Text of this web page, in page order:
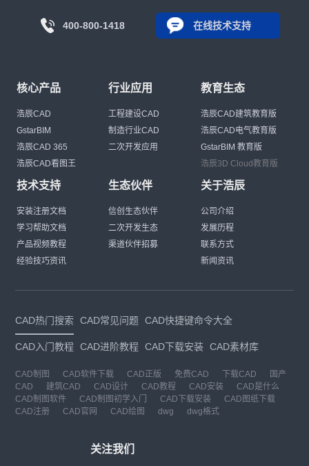
400-800-1418 在线技术支持
核心产品
浩辰CAD
GstarBIM
浩辰CAD 365
浩辰CAD看图王
行业应用
工程建设CAD
制造行业CAD
二次开发应用
教育生态
浩辰CAD建筑教育版
浩辰CAD电气教育版
GstarBIM 教育版
浩辰3D Cloud教育版
技术支持
安装注册文档
学习帮助文档
产品视频教程
经验技巧资讯
生态伙伴
信创生态伙伴
二次开发生态
渠道伙伴招募
关于浩辰
公司介绍
发展历程
联系方式
新闻资讯
CAD热门搜索 CAD常见问题 CAD快捷键命令大全
CAD入门教程 CAD进阶教程 CAD下载安装 CAD素材库
CAD制图 CAD软件下载 CAD正版 免费CAD 下载CAD
国产
CAD
建筑CAD CAD设计 CAD教程 CAD安装
CAD是什么
CAD制图软件
CAD制图初学入门 CAD下载安装
CAD图纸下载
CAD注册
CAD官网 CAD绘图 dwg dwg格式
关注我们